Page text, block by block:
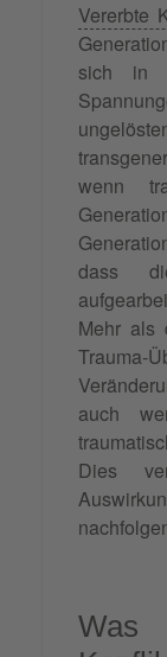
Vererbte
sich in
wenn
dass
Mehr als
Trauma-
auch
Dies